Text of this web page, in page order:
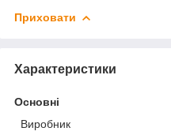
Приховати
Характеристики
Основні
Виробник